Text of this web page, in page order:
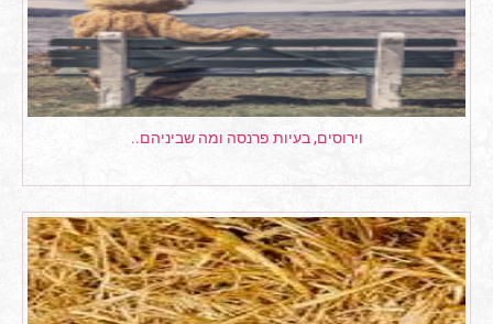
וירוסים, בעיות פרנסה ומה שביניהם..